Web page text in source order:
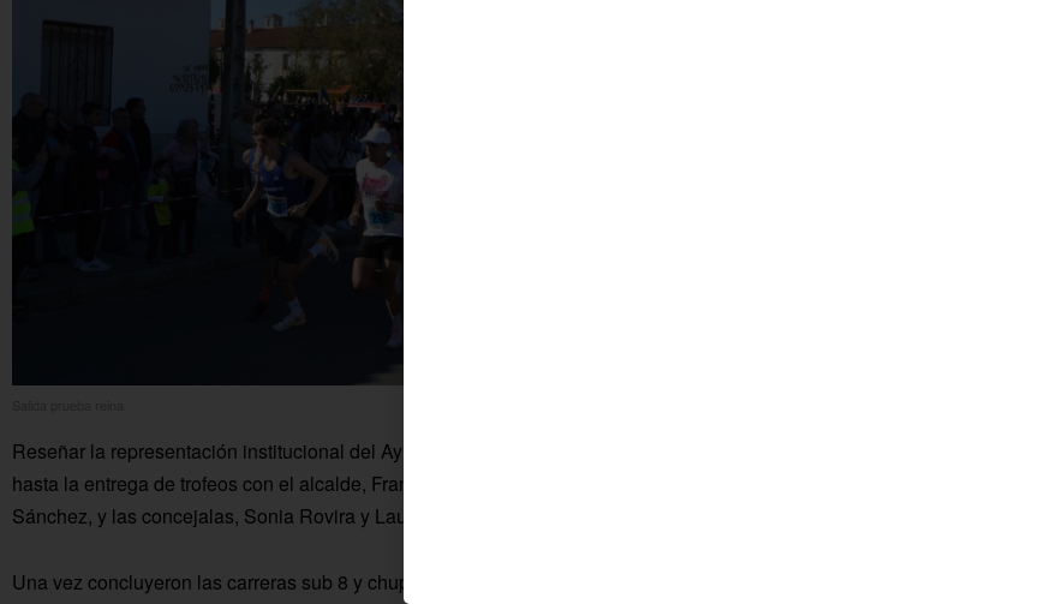
Reseñar la representación institucional del Ayuntamiento de Fuente Palmera desde el inicio del evento
hasta la entrega de trofeos con el alcalde, Francisco Javier Ruiz, el concejal de Deportes, Francisco Javier
Sánchez, y las concejalas, Sonia Rovira y Laura Sánchez.
Una vez concluyeron las carreras sub 8 y chupete, el epicentro de la jornada se trasladó a la Plaza 1º de